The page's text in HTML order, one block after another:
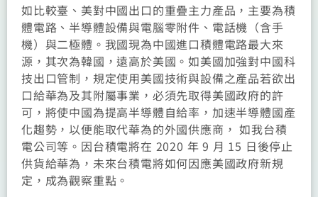
如比較臺、美對中國出口的重疊主力產品，主要為積
體電路、半導體設備與電腦零附件、電話機（含手
機）與二極體。我國現為中國進口積體電路最大來
源，其次為韓國，遠高於美國。如美國加強對中國科
技出口管制，規定使用美國技術與設備之產品若欲出
口給華為及其附屬事業，必須先取得美國政府的許
可，將使中國為提高半導體自給率，加速半導體國產
化趨勢，以便能取代華為的外國供應商， 如我台積
電公司等。因台積電將在 2020 年 9 月 15 日後停止
供貨給華為，未來台積電將如何因應美國政府新規
定，成為觀察重點。